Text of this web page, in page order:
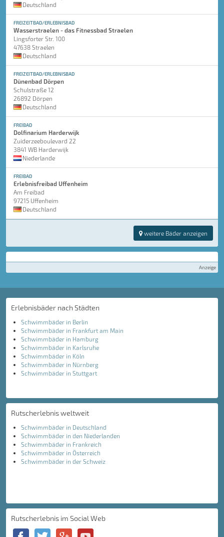
Deutschland
FREIZEITBAD/ERLEBNISBAD
Wasserstraelen - das Fitnessbad Straelen
Lingsforter Str. 100
47638 Straelen
Deutschland
FREIZEITBAD/ERLEBNISBAD
Dünenbad Dörpen
Schulstraße 12
26892 Dörpen
Deutschland
FREIBAD
Dolfinarium Harderwijk
Zuiderzeeboulevard 22
3841 WB Harderwijk
Niederlande
FREIBAD
Erlebnisfreibad Uffenheim
Am Freibad
97215 Uffenheim
Deutschland
weitere Bäder anzeigen
Anzeige
Erlebnisbäder nach Städten
Schwimmbäder in Berlin
Schwimmbäder in Frankfurt am Main
Schwimmbäder in Hamburg
Schwimmbäder in Karlsruhe
Schwimmbäder in Köln
Schwimmbäder in Nürnberg
Schwimmbäder in Stuttgart
Rutscherlebnis weltweit
Schwimmbäder in Deutschland
Schwimmbäder in den Niederlanden
Schwimmbäder in Frankreich
Schwimmbäder in Österreich
Schwimmbäder in der Schweiz
Rutscherlebnis im Social Web